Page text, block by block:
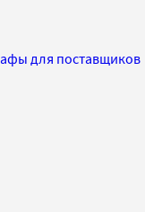
для поставщиков